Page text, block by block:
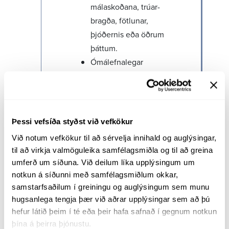
Þessi vefsíða styðst við vefkökur
Við notum vefkökur til að sérvelja innihald og auglýsingar,
til að virkja valmöguleika samfélagsmiðla og til að greina
umferð um síðuna. Við deilum líka upplýsingum um
notkun á síðunni með samfélagsmiðlum okkar,
samstarfsaðilum í greiningu og auglýsingum sem munu
hugsanlega tengja þær við aðrar upplýsingar sem að þú
hefur látið þeim í té eða þeir hafa safnað í gegnum notkun
þína á þeirra þjónustu.
mála­skoð­ana, trúar­
bragða, fötl­unar,
þjóð­ernis eða öðrum
þáttum.
Ómál­efna­legar
uppsagnir teljast til
lágmarki þau
lágmarks­laun sem
skil­greind eru
samkvæmt lögum
viðeig­andi lands og
greiða laun með